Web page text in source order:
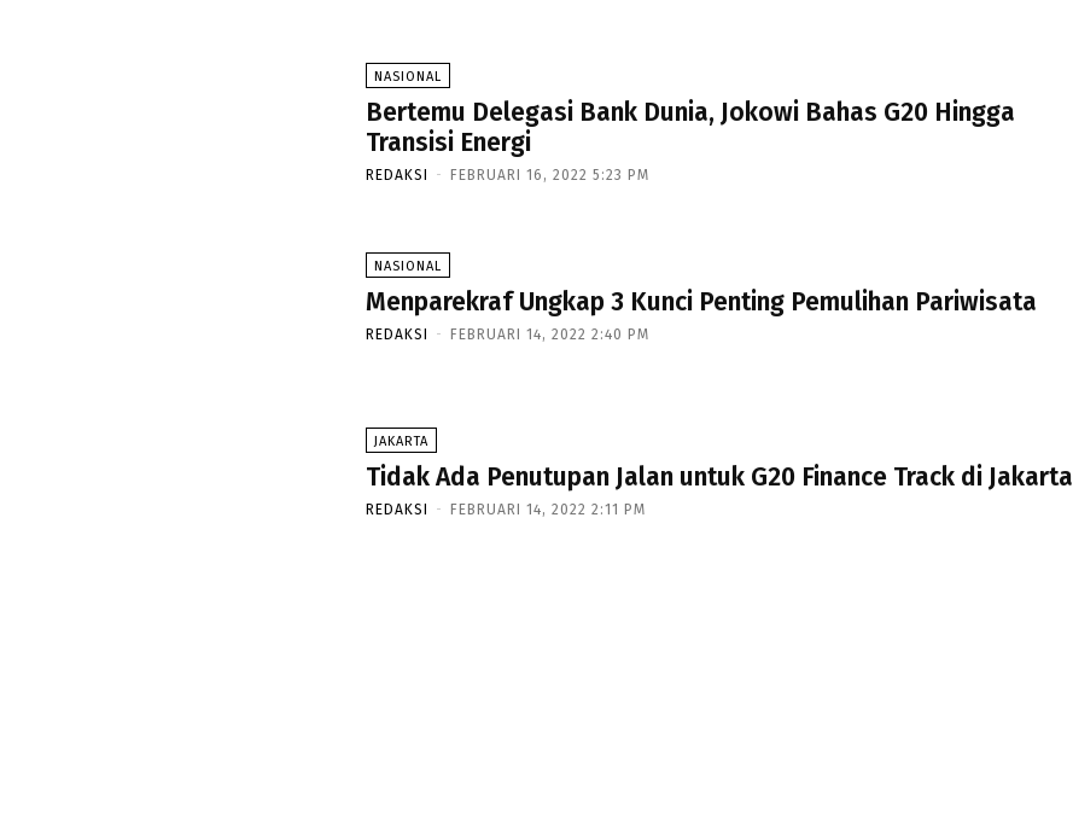
NASIONAL
Bertemu Delegasi Bank Dunia, Jokowi Bahas G20 Hingga
Transisi Energi
REDAKSI - FEBRUARI 16, 2022 5:23 PM
NASIONAL
Menparekraf Ungkap 3 Kunci Penting Pemulihan Pariwisata
REDAKSI - FEBRUARI 14, 2022 2:40 PM
JAKARTA
Tidak Ada Penutupan Jalan untuk G20 Finance Track di Jakarta
REDAKSI - FEBRUARI 14, 2022 2:11 PM